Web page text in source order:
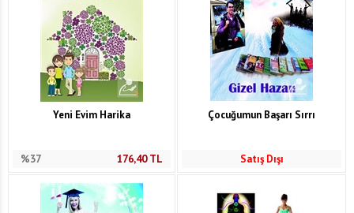
Yeni Evim Harika
%37 176,40TL
Çocuğumun Başarı Sırrı
Satış Dışı